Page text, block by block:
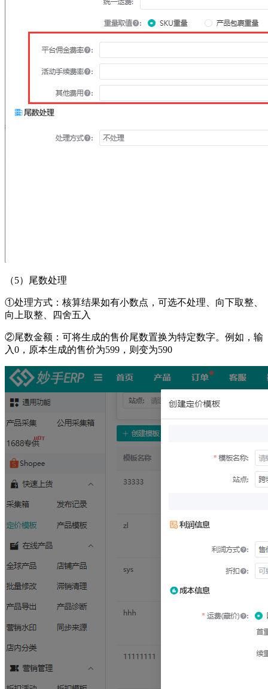
（5）尾数处理
①处理方式：核算结果如有小数点，可选不处理、向下取整、
向上取整、四舍五入
②尾数金额：可将生成的售价尾数置换为特定数字。例如，输
入0，原本生成的售价为599，则变为590